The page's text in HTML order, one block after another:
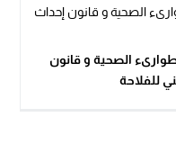
الصحية و قانون
للفلاحة